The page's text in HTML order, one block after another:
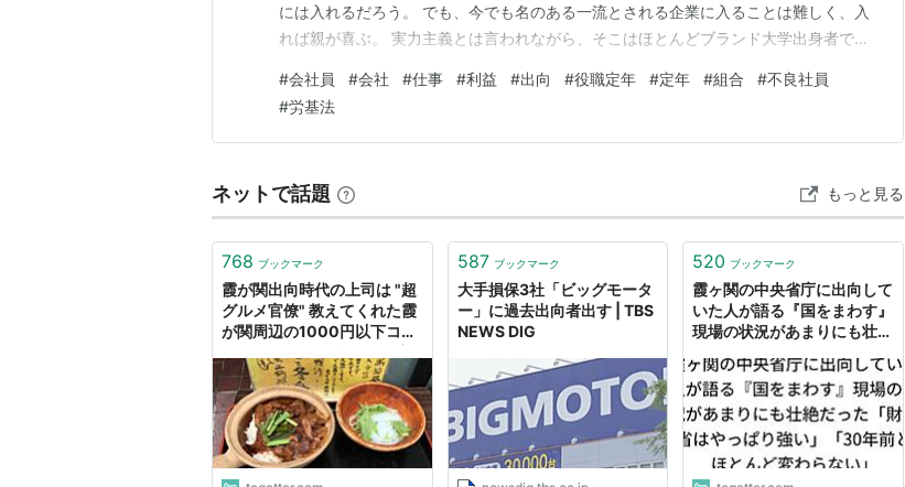
には入れるだろう。 でも、今でも名のある一流とされる企業に入ることは難しく、入
れば親が喜ぶ。 実力主義とは言われながら、そこはほとんどブランド大学出身者で占
もサービスを提供しても、それは社会的な活動となる。 そして社会貢献する中で、少
しでも利益を最大化するようがんばっている。 残念なが…
#会社員 #会社 #仕事 #利益 #出向 #役職定年 #定年 #組合 #不良社員
#労基法
ネットで話題 もっと見る
768 ブックマーク
霞が関出向時代の上司は "超
グルメ官僚" 教えてくれた霞
が関周辺の1000円以下コス
を紹介
587 ブックマーク
大手損保3社「ビッグモータ
ー」に過去出向者出す | TBS
NEWS DIG
520 ブックマーク
霞ヶ関の中央省庁に出向して
いた人が語る『国をまわす』
現場の状況があまりにも壮絶
い」「30年前とほとんど変
わらない」